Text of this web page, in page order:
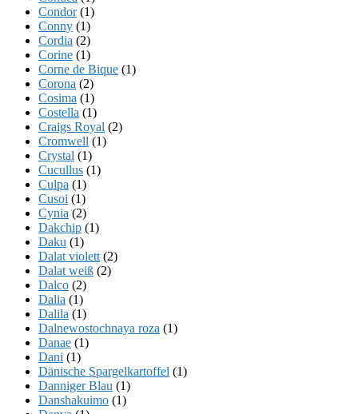
Condor(1)
Conny (1)
Cordia (2)
Corine (1)
Corne de Bique (1)
Corona (2)
Cosima (1)
Costella (1)
Craigs Royal (2)
Cromwell (1)
Crystal (1)
Cucullus (1)
Culpa (1)
Cusoi (1)
Cynia (2)
Dakchip (1)
Daku (1)
Dalat violett (2)
Dalat weiß (2)
Dalco (2)
Dalia (1)
Dalila (1)
Dalnewostochnaya roza (1)
Danae (1)
Dani (1)
Dänische Spargelkartoffel (1)
Danniger Blau (1)
Danshakuimo (1)